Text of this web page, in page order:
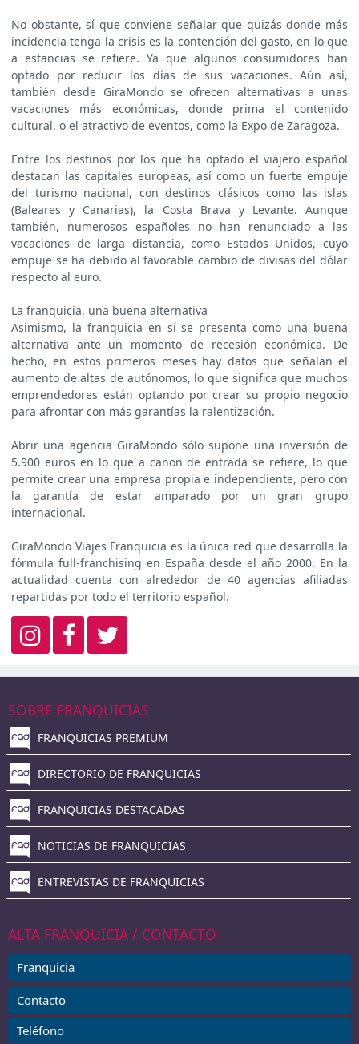
No obstante, sí que conviene señalar que quizás donde más
incidencia tenga la crisis es la contención del gasto, en lo que
a estancias se refiere. Ya que algunos consumidores han
optado por reducir los días de sus vacaciones. Aún así,
también desde GiraMondo se ofrecen alternativas a unas
vacaciones más económicas, donde prima el contenido
cultural, o el atractivo de eventos, como la Expo de Zaragoza.
Entre los destinos por los que ha optado el viajero español
destacan las capitales europeas, así como un fuerte empuje
del turismo nacional, con destinos clásicos como las islas
(Baleares y Canarias), la Costa Brava y Levante. Aunque
también, numerosos españoles no han renunciado a las
vacaciones de larga distancia, como Estados Unidos, cuyo
empuje se ha debido al favorable cambio de divisas del dólar
respecto al euro.
La franquicia, una buena alternativa
Asimismo, la franquicia en sí se presenta como una buena
alternativa ante un momento de recesión económica. De
hecho, en estos primeros meses hay datos que señalan el
aumento de altas de autónomos, lo que significa que muchos
emprendedores están optando por crear su propio negocio
para afrontar con más garantías la ralentización.
Abrir una agencia GiraMondo sólo supone una inversión de
5.900 euros en lo que a canon de entrada se refiere, lo que
permite crear una empresa propia e independiente, pero con
la garantía de estar amparado por un gran grupo
internacional.
GiraMondo Viajes Franquicia es la única red que desarrolla la
fórmula full-franchising en España desde el año 2000. En la
actualidad cuenta con alrededor de 40 agencias afiliadas
repartidas por todo el territorio español.
SOBRE FRANQUICIAS
FRANQUICIAS PREMIUM
DIRECTORIO DE FRANQUICIAS
FRANQUICIAS DESTACADAS
NOTICIAS DE FRANQUICIAS
ENTREVISTAS DE FRANQUICIAS
ALTA FRANQUICIA / CONTACTO